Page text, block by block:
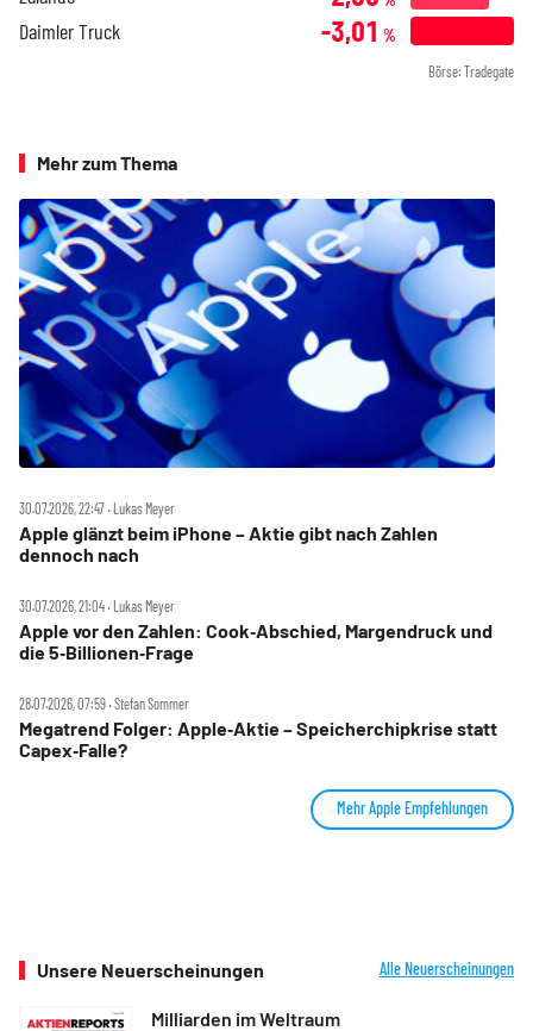
Daimler Truck -3,01 %
Börse: Tradegate
Mehr zum Thema
30.07.2026, 22:47 ‧ Lukas Meyer
Apple glänzt beim iPhone – Aktie gibt nach Zahlen
dennoch nach
30.07.2026, 21:04 ‧ Lukas Meyer
Apple vor den Zahlen: Cook‑Abschied, Margendruck und
die 5‑Billionen‑Frage
28.07.2026, 07:59 ‧ Stefan Sommer
Megatrend Folger: Apple‑Aktie – Speicherchipkrise statt
Capex‑Falle?
Mehr Apple Empfehlungen
Unsere Neuerscheinungen Alle Neuerscheinungen
Milliarden im Weltraum